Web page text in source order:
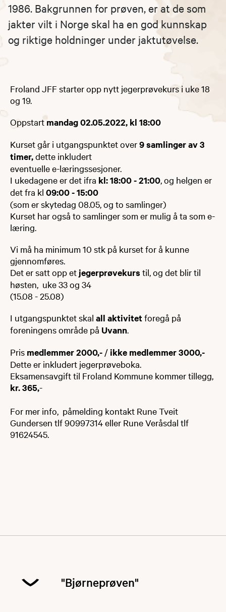
1986. Bakgrunnen for prøven, er at de som
jakter vilt i Norge skal ha en god kunnskap
og riktige holdninger under jaktutøvelse.
Froland JFF starter opp nytt jegerprøvekurs i uke 18
og 19.
Oppstartmandag 02.05.2022, kl 18:00
Kurset går i utgangspunktet over9 samlinger av 3
timer,dette inkludert
eventuelle e-læringssesjoner.
I ukedagene er det ifra kl: 18:00 - 21:00, og helgen er
det fra kl 09:00 - 15:00
(som er skytedag 08.05, og to samlinger)
Kurset har også to samlinger som er mulig å ta som e-
læring.
Vi må ha minimum 10 stk på kurset for å kunne
gjennomføres.
Det er satt opp etjegerprøvekurs til, og det blir til
høsten, uke 33 og 34
(15.08 - 25.08)
I utgangspunktet skal all aktivitetforegå på
foreningens område på Uvann.
Pris medlemmer 2000,- /ikke medlemmer 3000,-
Dette er inkludert jegerprøveboka.
Eksamensavgift til Froland Kommune kommer tillegg,
kr. 365,-
For mer info, påmelding kontakt Rune Tveit
Gundersen tlf 90997314 eller Rune Veråsdal tlf
91624545.
"Bjørneprøven"